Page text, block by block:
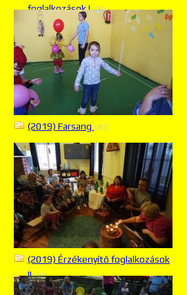
foglalkozások I. (25)
(2019) Farsang (287)
(2019) Érzékenyítő foglalkozások
II. (14)